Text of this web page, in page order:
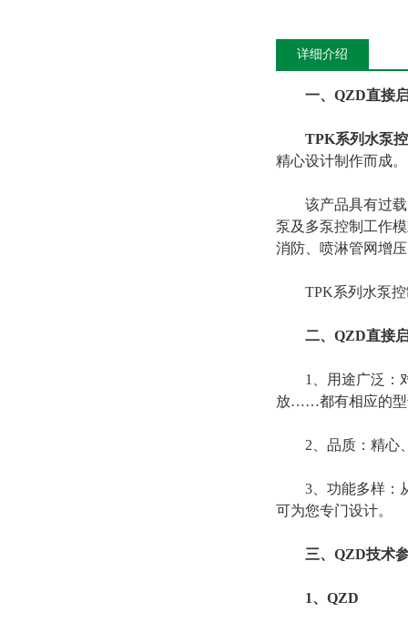
详细介绍
一、QZD直接
TPK系列水泵
精心设计制作而成。
该产品具有过载
泵及多泵控制工作
消防、喷淋管网增
TPK系列水泵控
二、QZD直接
1、用途广泛：对
放……都有相应的型
2、品质：精心、
3、功能多样：从
可为您专门设计。
三、QZD技术
1、QZD